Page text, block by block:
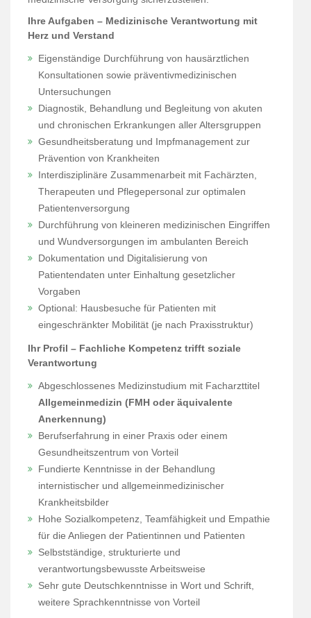
Ihre Aufgaben – Medizinische Verantwortung mit
Herz und Verstand
Eigenständige Durchführung von hausärztlichen
Konsultationen sowie präventivmedizinischen
Untersuchungen
Diagnostik, Behandlung und Begleitung von akuten
und chronischen Erkrankungen aller Altersgruppen
Gesundheitsberatung und Impfmanagement zur
Prävention von Krankheiten
Interdisziplinäre Zusammenarbeit mit Fachärzten,
Therapeuten und Pflegepersonal zur optimalen
Patientenversorgung
Durchführung von kleineren medizinischen Eingriffen
und Wundversorgungen im ambulanten Bereich
Dokumentation und Digitalisierung von
Patientendaten unter Einhaltung gesetzlicher
Vorgaben
Optional: Hausbesuche für Patienten mit
eingeschränkter Mobilität (je nach Praxisstruktur)
Ihr Profil – Fachliche Kompetenz trifft soziale
Verantwortung
Abgeschlossenes Medizinstudium mit Facharzttitel
Allgemeinmedizin (FMH oder äquivalente
Anerkennung)
Berufserfahrung in einer Praxis oder einem
Gesundheitszentrum von Vorteil
Fundierte Kenntnisse in der Behandlung
internistischer und allgemeinmedizinischer
Krankheitsbilder
Hohe Sozialkompetenz, Teamfähigkeit und Empathie
für die Anliegen der Patientinnen und Patienten
Selbstständige, strukturierte und
verantwortungsbewusste Arbeitsweise
Sehr gute Deutschkenntnisse in Wort und Schrift,
weitere Sprachkenntnisse von Vorteil